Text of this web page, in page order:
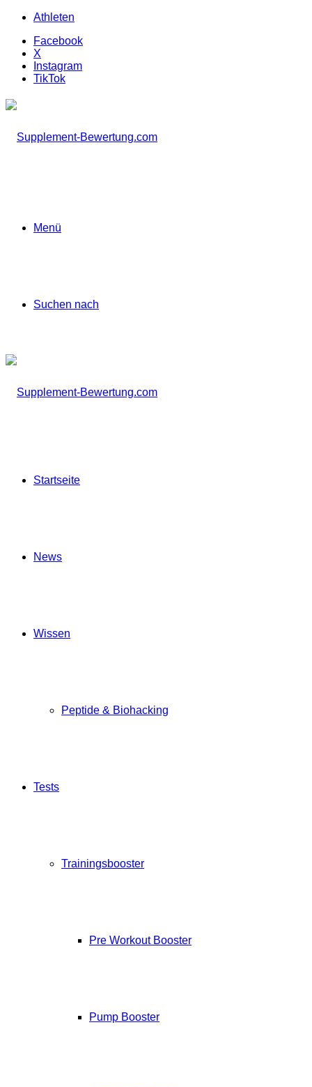
Athleten
Facebook
X
Instagram
TikTok
Menü
Suchen nach
Startseite
News
Wissen
Peptide & Biohacking
Tests
Trainingsbooster
Pre Workout Booster
Pump Booster